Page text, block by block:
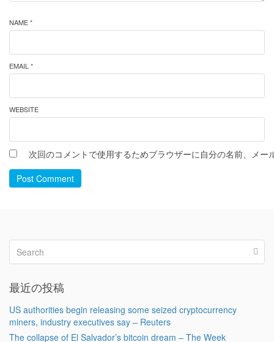
NAME *
EMAIL *
WEBSITE
次回のコメントで使用するためブラウザーに自分の名前、メー
Post Comment
最近の投稿
US authorities begin releasing some seized cryptocurrency
miners, industry executives say – Reuters
The collapse of El Salvador’s bitcoin dream – The Week